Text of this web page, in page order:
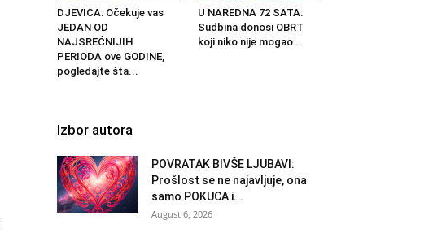
DJEVICA: Očekuje vas
JEDAN OD
NAJSREĆNIJIH
PERIODA ove GODINE,
pogledajte šta...
U NAREDNA 72 SATA:
Sudbina donosi OBRT
koji niko nije mogao...
Izbor autora
POVRATAK BIVŠE LJUBAVI:
Prošlost se ne najavljuje, ona
samo POKUCA i...
August 6, 2026